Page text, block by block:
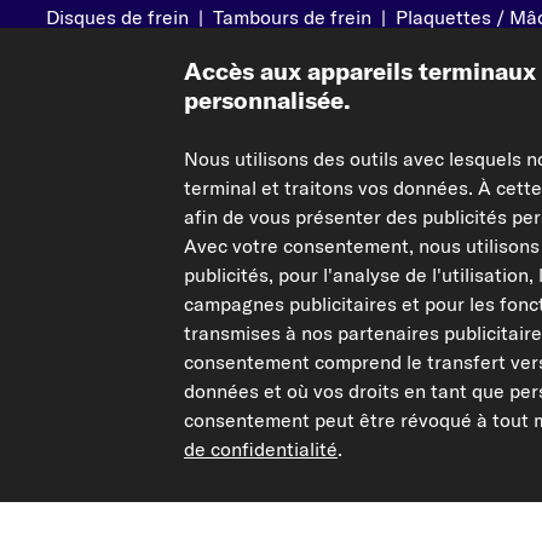
Disques de frein | Tambours de frein | Plaquettes /
Filtres à air | Bougies d'allumage |
Autre de carpardoo
Qui sommes-nous ?
Corporate Website
Programme d'affiliation
Aide &
Contact
FAQ
Modes de
Livraison
Retours
Pièces
Accès aux appareils
personnalisée.
Nous utilisons des outils avec lesquels
terminal et traitons vos données. À
afin de vous présenter des publicités
Avec votre consentement, nous
publicités, pour l'analyse de
campagnes publicitaires et pour les
transmises à nos partenaires
consentement comprend le transfert
données et où vos droits en tant que
consentement peut être révoqué à tout
de confidentialité.